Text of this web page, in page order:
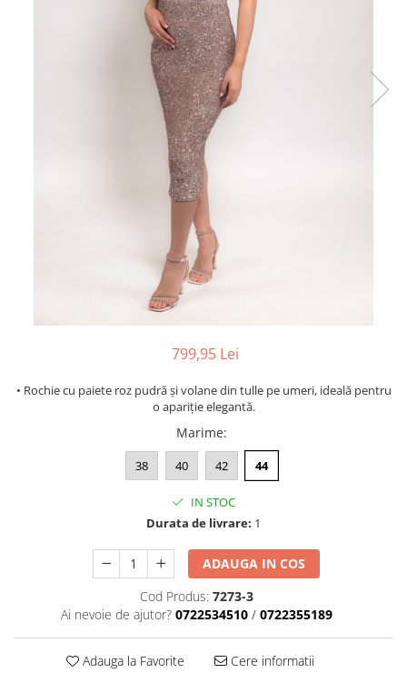
799,95 Lei
• Rochie cu paiete roz pudră și volane din tulle pe umeri, ideală pentru
o apariție elegantă.
Marime:
38 40 42 44
IN STOC
Durata de livrare: 1
ADAUGA IN COS
Cod Produs: 7273-3
Ai nevoie de ajutor? 0722534510 / 0722355189
Adauga la Favorite Cere informatii